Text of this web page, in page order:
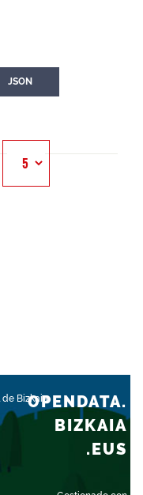
JSON
de BizkaiaOPENDATA.
BIZKAIA
.EUS